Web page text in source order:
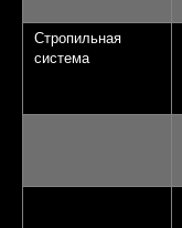
Стропильная
система